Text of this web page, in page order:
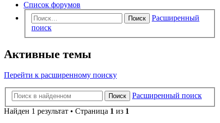
Список форумов
Поиск
Расширенный
поиск
Активные темы
Перейти к расширенному поиску
Поиск
Расширенный поиск
Найден 1 результат • Страница 1 из 1